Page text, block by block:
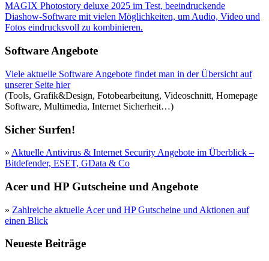
MAGIX Photostory deluxe 2025 im Test, beeindruckende
Diashow-Software mit vielen Möglichkeiten, um Audio, Video und
Fotos eindrucksvoll zu kombinieren.
Software Angebote
Viele aktuelle Software Angebote findet man in der Übersicht auf
unserer Seite hier
(Tools, Grafik&Design, Fotobearbeitung, Videoschnitt, Homepage
Software, Multimedia, Internet Sicherheit…)
Sicher Surfen!
» Aktuelle Antivirus & Internet Security Angebote im Überblick –
Bitdefender, ESET, GData & Co
Acer und HP Gutscheine und Angebote
» Zahlreiche aktuelle Acer und HP Gutscheine und Aktionen auf
einen Blick
Neueste Beiträge